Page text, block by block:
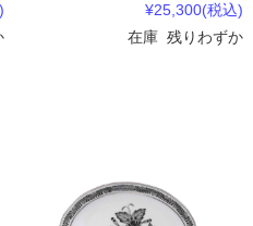
¥25,300(税込)
在庫 残りわずか